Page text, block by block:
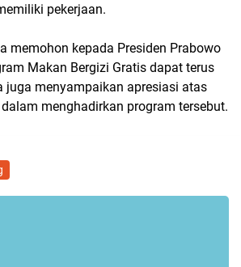
pekerjaan.
memohon kepada Presiden Prabowo
Makan Bergizi Gratis dapat terus
juga menyampaikan apresiasi atas
menghadirkan program tersebut.